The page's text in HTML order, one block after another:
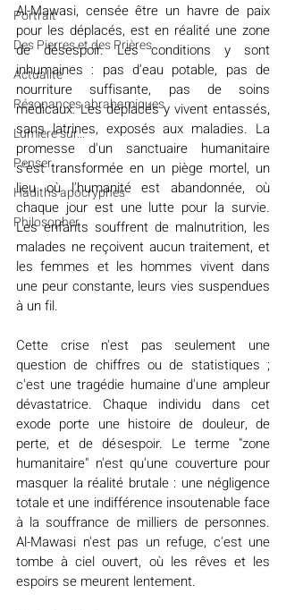
Portrait
Des Pierres et des Prières
Actualité
Résonances abrahamiques
Lumière sur...
Penser
Hadiths apocryphes
Philosopher
Al-Mawasi, censée être un havre de paix
pour les déplacés, est en réalité une zone
de désespoir. Les conditions y sont
inhumaines : pas d'eau potable, pas de
nourriture suffisante, pas de soins
médicaux. Les déplacés y vivent entassés,
sans latrines, exposés aux maladies. La
promesse d'un sanctuaire humanitaire
s'est transformée en un piège mortel, un
lieu où l'humanité est abandonnée, où
chaque jour est une lutte pour la survie.
Les enfants souffrent de malnutrition, les
malades ne reçoivent aucun traitement, et
les femmes et les hommes vivent dans
une peur constante, leurs vies suspendues
à un fil.
Cette crise n'est pas seulement une
question de chiffres ou de statistiques ;
c'est une tragédie humaine d'une ampleur
dévastatrice. Chaque individu dans cet
exode porte une histoire de douleur, de
perte, et de désespoir. Le terme "zone
humanitaire" n'est qu'une couverture pour
masquer la réalité brutale : une négligence
totale et une indifférence insoutenable face
à la souffrance de milliers de personnes.
Al-Mawasi n'est pas un refuge, c'est une
tombe à ciel ouvert, où les rêves et les
espoirs se meurent lentement.